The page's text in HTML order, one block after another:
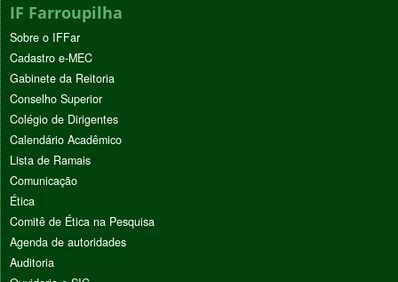
IF Farroupilha
Sobre o IFFar
Cadastro e-MEC
Gabinete da Reitoria
Conselho Superior
Colégio de Dirigentes
Calendário Acadêmico
Lista de Ramais
Comunicação
Ética
Comitê de Ética na Pesquisa
Agenda de autoridades
Auditoria